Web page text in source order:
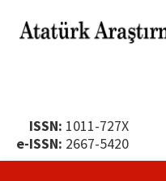
ISSN: 1011-727X
e-ISSN: 2667-5420